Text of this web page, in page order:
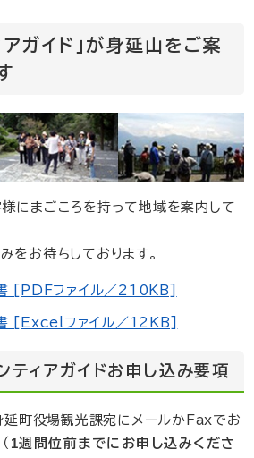
アガイド」が身延山をご案
にまごころを持って地域を案内して
をお待ちしております。
[PDFファイル／210KB]
[Excelファイル／12KB]
ティアガイドお申し込み要項
延町役場観光課宛にメールかFaxでお
1週間位前までにお申し込みくださ